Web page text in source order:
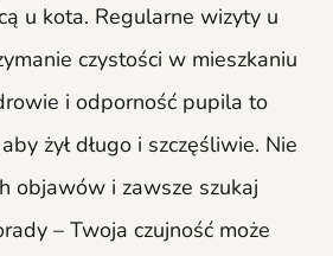
u kota. Regularne wizyty u
czystości w mieszkaniu
i odporność pupila to
żył długo i szczęśliwie. Nie
objawów i zawsze szukaj
– Twoja czujność może